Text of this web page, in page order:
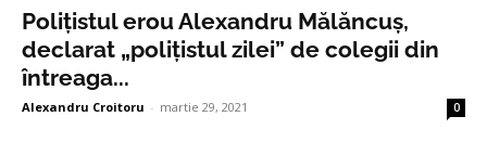
Polițistul erou Alexandru Mălăncuș,
declarat „polițistul zilei” de colegii din
întreaga...
Alexandru Croitoru - martie 29, 2021 0